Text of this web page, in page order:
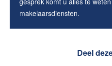
makelaarsdiensten.
Deel